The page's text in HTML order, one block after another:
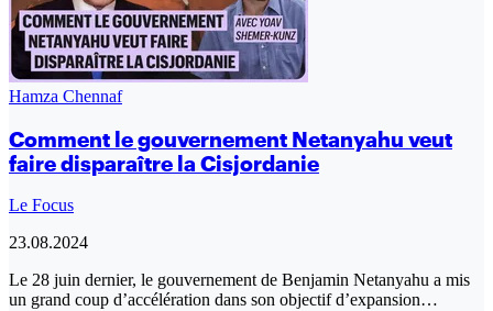
Hamza Chennaf
Comment le gouvernement Netanyahu veut
faire disparaître la Cisjordanie
Le Focus
23.08.2024
Le 28 juin dernier, le gouvernement de Benjamin Netanyahu a mis
un grand coup d’accélération dans son objectif d’expansion…